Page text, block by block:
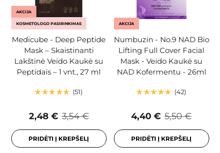
AKCIJA
KOSMETOLOGO PASIRINKIMAS
Medicube - Deep Peptide
Mask – Skaistinanti
Lakštinė Veido Kaukė su
Peptidais – 1 vnt., 27 ml
51
3,54 €
2,48 €
PRIDĖTI Į KREPŠELĮ
AKCIJA
Numbuzin - No.9 NAD Bio
Lifting Full Cover Facial
Mask - Veido Kaukė su
NAD Kofermentu - 26ml
42
5,50 €
4,40 €
PRIDĖTI Į KREPŠELĮ